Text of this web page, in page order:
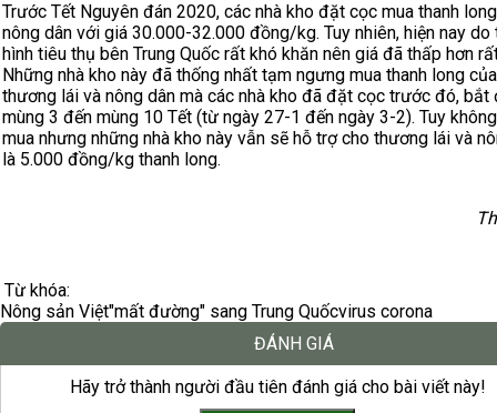
Trước Tết Nguyên đán 2020, các nhà kho đặt cọc mua thanh
nông dân với giá 30.000-32.000 đồng/kg. Tuy nhiên, hiện nay do
hình tiêu thụ bên Trung Quốc rất khó khăn nên giá đã thấp hơn
Những nhà kho này đã thống nhất tạm ngưng mua thanh long của
thương lái và nông dân mà các nhà kho đã đặt cọc trước đó, bắt
mùng 3 đến mùng 10 Tết (từ ngày 27-1 đến ngày 3-2). Tuy
mua nhưng những nhà kho này vẫn sẽ hỗ trợ cho thương lái và
là 5.000 đồng/kg thanh long.
Từ khóa:
Nông sản Việt"mất đường" sang Trung Quốcvirus corona
ĐÁNH GIÁ
Hãy trở thành người đầu tiên đánh giá cho bài viết này!